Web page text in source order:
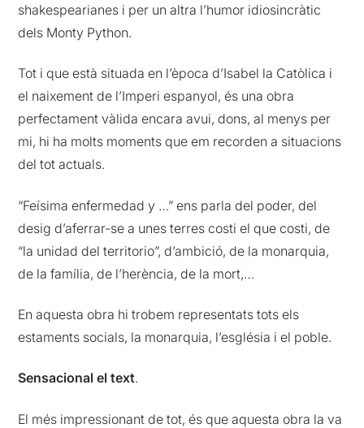
shakespearianes i per un altra l’humor idiosincràtic
dels Monty Python.
Tot i que està situada en l’època d’Isabel la Catòlica i
el naixement de l’Imperi espanyol, és una obra
perfectament vàlida encara avui, dons, al menys per
mi, hi ha molts moments que em recorden a situacions
del tot actuals.
“Feísima enfermedad y …” ens parla del poder, del
desig d’aferrar-se a unes terres costi el que costi, de
“la unidad del territorio”, d’ambició, de la monarquia,
de la família, de l’herència, de la mort,…
En aquesta obra hi trobem representats tots els
estaments socials, la monarquia, l’església i el poble.
Sensacional el text.
El més impressionant de tot, és que aquesta obra la va